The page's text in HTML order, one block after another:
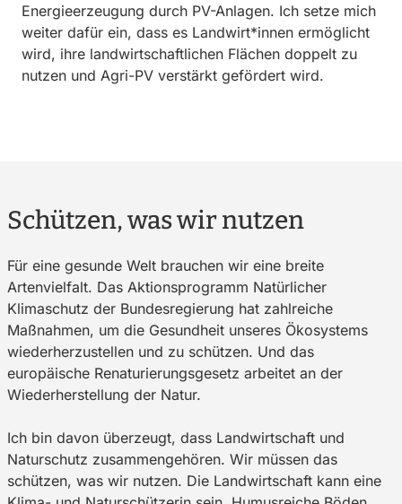
Energieerzeugung durch PV-Anlagen. Ich setze mich
weiter dafür ein, dass es Landwirt*innen ermöglicht
wird, ihre landwirtschaftlichen Flächen doppelt zu
nutzen und Agri-PV verstärkt gefördert wird.
Schützen, was wir nutzen
Für eine gesunde Welt brauchen wir eine breite
Artenvielfalt. Das Aktionsprogramm Natürlicher
Klimaschutz der Bundesregierung hat zahlreiche
Maßnahmen, um die Gesundheit unseres Ökosystems
wiederherzustellen und zu schützen. Und das
europäische Renaturierungsgesetz arbeitet an der
Wiederherstellung der Natur.
Ich bin davon überzeugt, dass Landwirtschaft und
Naturschutz zusammengehören. Wir müssen das
schützen, was wir nutzen. Die Landwirtschaft kann eine